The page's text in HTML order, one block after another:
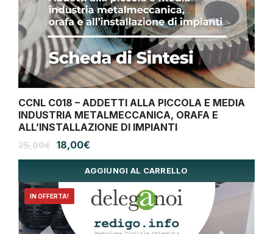
CCNL C018 – ADDETTI ALLA PICCOLA E MEDIA
INDUSTRIA METALMECCANICA, ORAFA E
ALL’INSTALLAZIONE DI IMPIANTI
25,00€ Il
originale
25,00€.
18,00€
attuale
18,00€.
AGGIUNGI AL CARRELLO
IN OFFERTA!